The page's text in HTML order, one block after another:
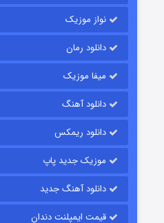
قسمت۱۵ (دوبله)
نواز موزیک
دانلود رمان
میفا موزیک
دانلود آهنگ
دانلود ریمکس
موزیک جدید پاپ
دانلود آهنگ جدید
قیمت ایمپلنت دندان